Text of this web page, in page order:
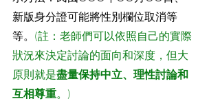
新版身分證可能將性別欄位取消等
等。 (註：老師們可以依照自己的實際
狀況來決定討論的面向和深度，但大
原則就是盡量保持中立、理性討論和
互相尊重。)